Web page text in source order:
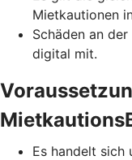
Mietkautionen
Schäden an
digital mit.
Es handelt sich